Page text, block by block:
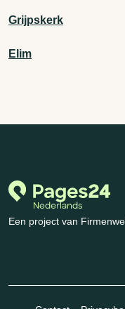
Grijpskerk
Elim
Een project van